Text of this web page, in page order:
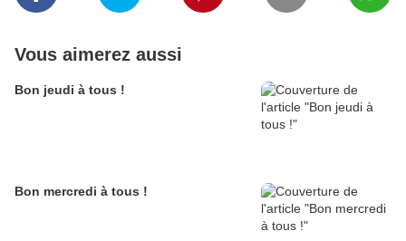
Vous aimerez aussi
Bon jeudi à tous !
Bon mercredi à tous !